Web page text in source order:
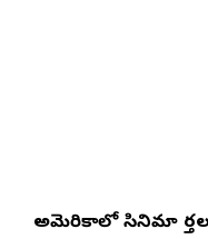
అమెరికాలో సినిమా